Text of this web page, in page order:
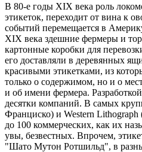
В 80-е годы XIX века роль
этикеток, переходит от вина к
событий перемещается в
XIX века здешние фермеры и
картонные коробки для
его доставляли в деревянных
красивыми этикетками, из
только о содержимом, но и о
и об имени фермера.
десятки компаний. В самых
Франциско) и Western
до 100 коммерческих, как их
увы, безвестных. Впрочем,
"Шато Мутон Ротшильд", в